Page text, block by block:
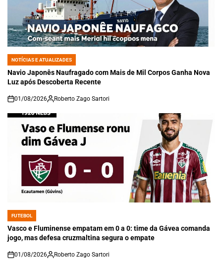
POSTED
IN
NOTÍCIAS E ATUALIZADES
Navio Japonês Naufragado com Mais de Mil Corpos Ganha Nova
Luz após Descoberta Recente
on
01/08/2026 Roberto Zago Sartori
POSTED
IN
FUTEBOL
Vasco e Fluminense empatam em 0 a 0: time da Gávea comanda
jogo, mas defesa cruzmaltina segura o empate
on
01/08/2026 Roberto Zago Sartori